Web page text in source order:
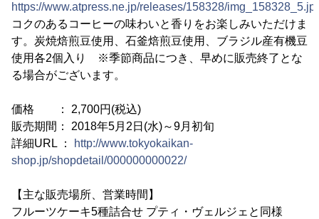
https://www.atpress.ne.jp/releases/158328/
コクのあるコーヒーの味わいと香りをお楽しみいただけま
す。炭焼焙煎豆使用、石釜焙煎豆使用、ブラジル産有機豆
使用各2個入り ※季節商品につき、早めに販売終了とな
る場合がございます。
価格 ： 2,700円(税込)
販売期間： 2018年5月2日(水)～9月初旬
詳細URL ：
http://www.tokyokaikan-
shop.jp/shopdetail/000000000022/
【主な販売場所、営業時間】
フルーツケーキ5種詰合せ プティ・ヴェルジェと同様